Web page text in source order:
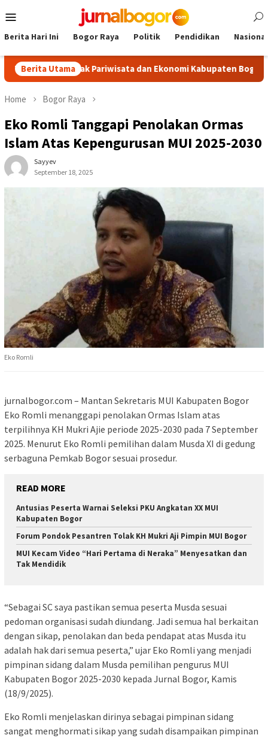
to
Menu
Berita Hari Ini Bogor Raya Politik Pendidikan Nasional
Berita Utama
Pariwisata dan Ekonomi Kabupaten Bogor
Home Bogor Raya
Eko Romli Tanggapi Penolakan Ormas
Islam Atas Kepengurusan MUI 2025-2030
Sayyev
September 18, 2025
Eko Romli
jurnalbogor.com – Mantan Sekretaris MUI Kabupaten Bogor
Eko Romli menanggapi penolakan Ormas Islam atas
terpilihnya KH Mukri Ajie periode 2025-2030 pada 7 September
2025. Menurut Eko Romli pemilihan dalam Musda XI di gedung
serbaguna Pemkab Bogor sesuai prosedur.
READ MORE
Antusias Peserta Warnai Seleksi PKU Angkatan XX MUI
Kabupaten Bogor
Forum Pondok Pesantren Tolak KH Mukri Aji Pimpin MUI Bogor
MUI Kecam Video “Hari Pertama di Neraka” Menyesatkan dan
Tak Mendidik
“Sebagai SC saya pastikan semua peserta Musda sesuai
pedoman organisasi sudah diundang. Jadi semua hal berkaitan
dengan sikap, penolakan dan beda pendapat atas Musda itu
adalah hak dari semua peserta,” ujar Eko Romli yang menjadi
pimpinan sidang dalam Musda pemilihan pengurus MUI
Kabupaten Bogor 2025-2030 kepada Jurnal Bogor, Kamis
(18/9/2025).
Eko Romli menjelaskan dirinya sebagai pimpinan sidang
sangat menghormati sikap yang sudah disampaikan pimpinan